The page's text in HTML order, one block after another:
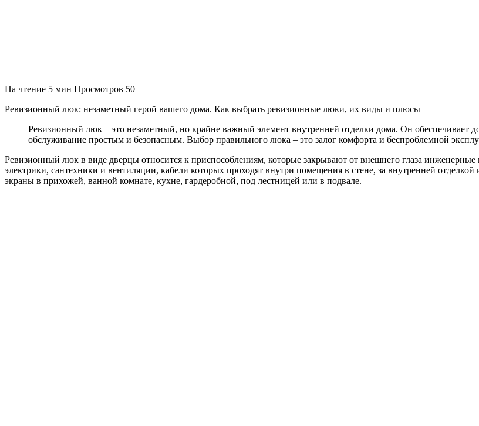
На чтение 5 мин Просмотров 50
Ревизионный люк: незаметный герой вашего дома. Как выбрать ревизионные люки, их виды и плюсы
Ревизионный люк – это незаметный, но крайне важный элемент внутренней отделки дома. Он обеспечивает
обслуживание простым и безопасным. Выбор правильного люка – это залог комфорта и беспроблемной
Ревизионный люк в виде дверцы относится к приспособлениям, которые закрывают от внешнего глаза
электрики, сантехники и вентиляции, кабели которых проходят внутри помещения в стене, за внутренней
экраны в прихожей, ванной комнате, кухне, гардеробной, под лестницей или в подвале.